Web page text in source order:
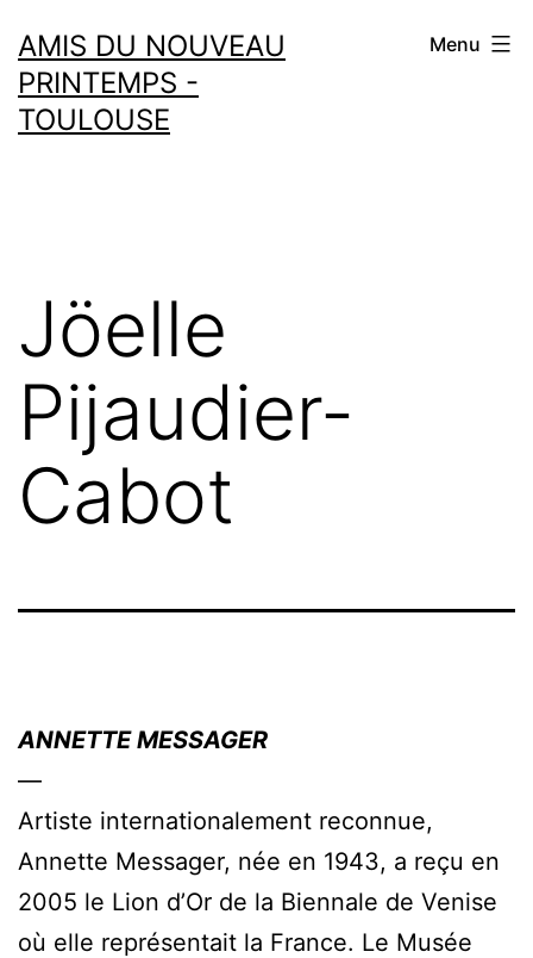
au
contenu
AMIS DU NOUVEAU
PRINTEMPS -
TOULOUSE
Menu
Jöelle
Pijaudier-
Cabot
ANNETTE MESSAGER
—
Artiste internationalement reconnue,
Annette Messager, née en 1943, a reçu en
2005 le Lion d’Or de la Biennale de Venise
où elle représentait la France. Le Musée